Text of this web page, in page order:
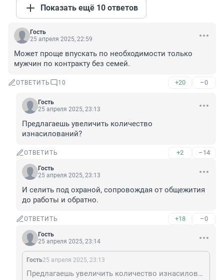
Показать ещё 10 ответов
Гость
25 апреля 2025, 22:59
Может проще впускать по необходимости только
мужчин по контракту без семей.
ОТВЕТИТЬ 10 +20 –0
Гость
25 апреля 2025, 23:13
Предлагаешь увеличить количество
изнасилований?
ОТВЕТИТЬ +2 –14
Гость
25 апреля 2025, 23:13
И селить под охраной, сопровождая от общежития
до работы и обратно.
ОТВЕТИТЬ +18 –0
Гость
25 апреля 2025, 23:14
Гость25 апреля 2025, 23:13
Предлагаешь увеличить количество изнасилований?